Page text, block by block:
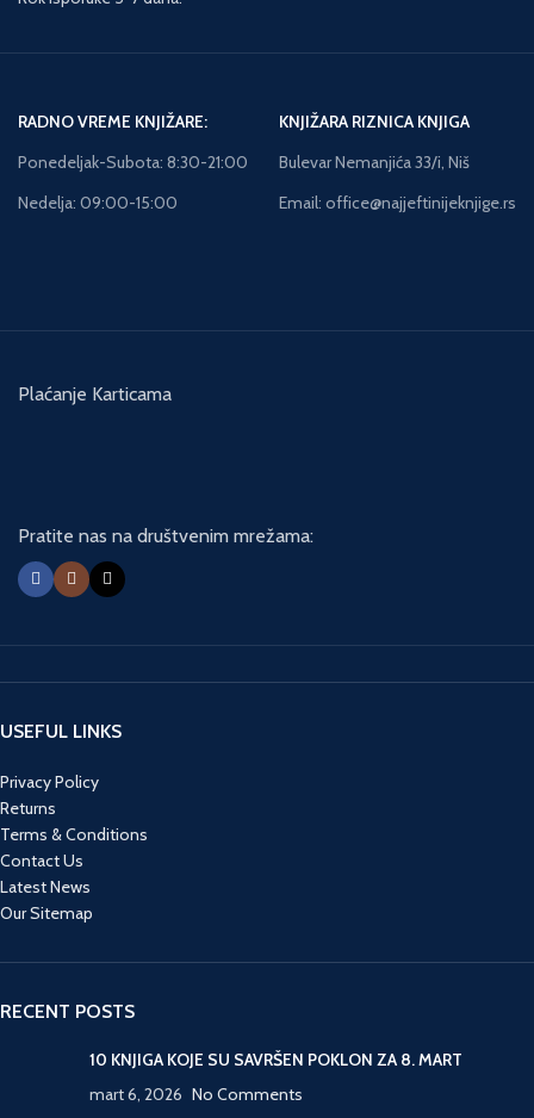
RADNO VREME KNJIŽARE:
Ponedeljak-Subota: 8:30-21:00
Nedelja: 09:00-15:00
KNJIŽARA RIZNICA KNJIGA
Bulevar Nemanjića 33/i, Niš
Email: office@najjeftinijeknjige.rs
Plaćanje Karticama
Pratite nas na društvenim mrežama:
USEFUL LINKS
Privacy Policy
Returns
Terms & Conditions
Contact Us
Latest News
Our Sitemap
RECENT POSTS
10 KNJIGA KOJE SU SAVRŠEN POKLON ZA 8. MART
mart 6, 2026 No Comments